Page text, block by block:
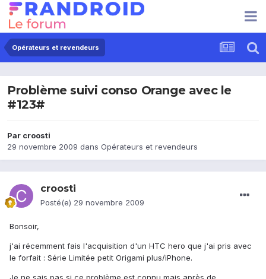
Opérateurs et revendeurs
Problème suivi conso Orange avec le
#123#
Par croosti
29 novembre 2009 dans Opérateurs et revendeurs
croosti
Posté(e) 29 novembre 2009
Bonsoir,
j'ai récemment fais l'acquisition d'un HTC hero que j'ai pris avec
le forfait : Série Limitée petit Origami plus/iPhone.